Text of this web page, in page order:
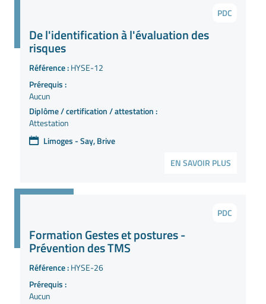
PDC
De l'identification à l'évaluation des
risques
Référence :HYSE-12
Prérequis :
Aucun
Diplôme / certification / attestation :
Attestation
Limoges - Say, Brive
EN SAVOIR PLUS
PDC
Formation Gestes et postures -
Prévention des TMS
Référence :HYSE-26
Prérequis :
Aucun